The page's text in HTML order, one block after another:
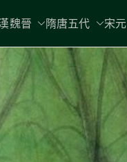
魏晉 隋唐五代 宋元